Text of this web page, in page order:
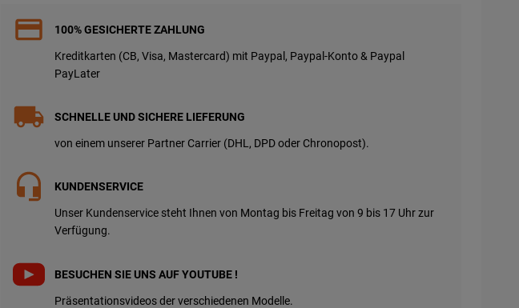
100% GESICHERTE ZAHLUNG
Kreditkarten (CB, Visa, Mastercard) mit Paypal, Paypal-Konto & Paypal
PayLater
SCHNELLE UND SICHERE LIEFERUNG
von einem unserer Partner Carrier (DHL, DPD oder Chronopost).
KUNDENSERVICE
Unser Kundenservice steht Ihnen von Montag bis Freitag von 9 bis 17 Uhr zur
Verfügung.
BESUCHEN SIE UNS AUF YOUTUBE !
Präsentationsvideos der verschiedenen Modelle.